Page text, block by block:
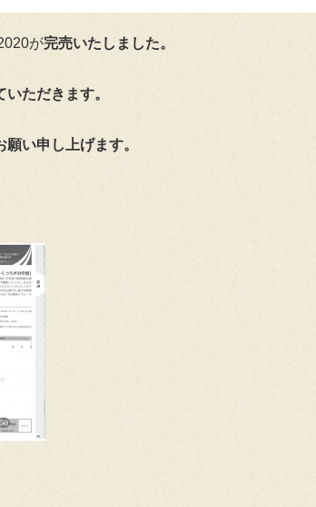
が完売いたしました。
ただきます。
い申し上げます。